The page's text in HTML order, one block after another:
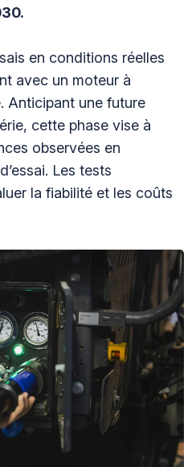
en conditions réelles
avec un moteur à
Anticipant une future
cette phase vise à
observées en
Les tests
la fiabilité et les coûts